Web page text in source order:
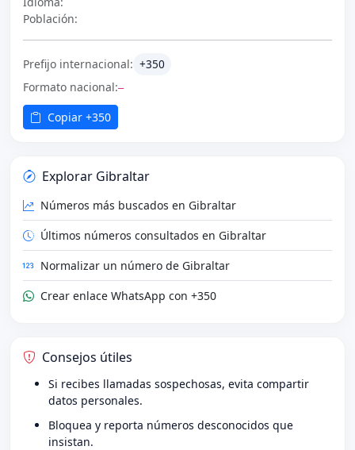
Población:
Prefijo internacional: +350
Formato nacional:—
Copiar +350
Explorar Gibraltar
Números más buscados en Gibraltar
Últimos números consultados en Gibraltar
Normalizar un número de Gibraltar
Crear enlace WhatsApp con +350
Consejos útiles
Si recibes llamadas sospechosas, evita compartir
datos personales.
Bloquea y reporta números desconocidos que
insistan.